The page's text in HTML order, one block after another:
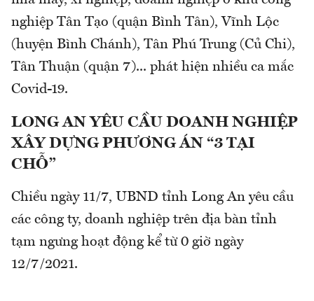
nghiệp Tân Tạo (quận Bình Tân), Vĩnh Lộc
(huyện Bình Chánh), Tân Phú Trung (Củ Chi),
Tân Thuận (quận 7)... phát hiện nhiều ca mắc
Covid-19.
LONG AN YÊU CẦU DOANH NGHIỆP
XÂY DỰNG PHƯƠNG ÁN “3 TẠI
CHỖ”
Chiều ngày 11/7, UBND tỉnh Long An yêu cầu
các công ty, doanh nghiệp trên địa bàn tỉnh
tạm ngưng hoạt động kể từ 0 giờ ngày
12/7/2021.